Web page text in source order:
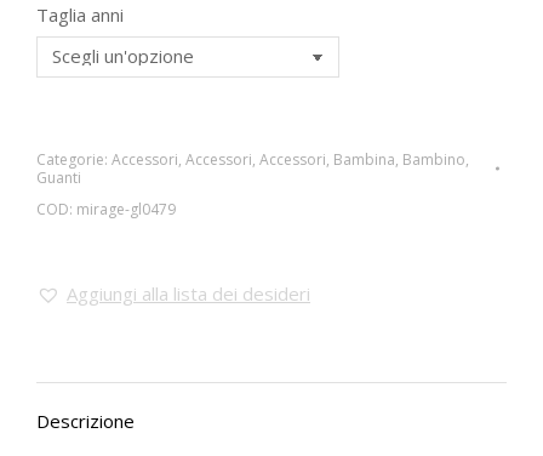
Taglia anni
Categorie: Accessori, Accessori, Accessori, Bambina, Bambino,
Guanti
COD: mirage-gl0479
Aggiungi alla lista dei desideri
Descrizione